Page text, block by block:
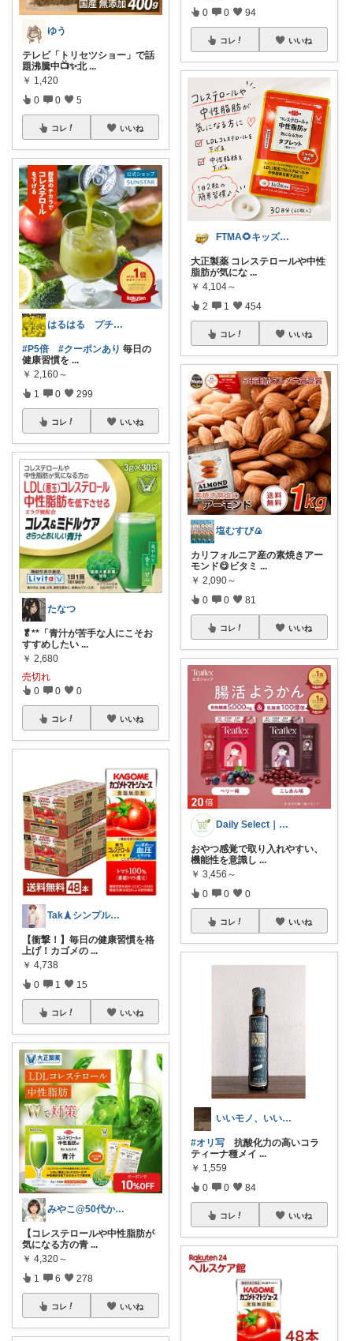
ゆう
テレビ「トリセツショー」で話
題沸騰中📺✨北 ...
￥ 1,420
0 0 5
コレ いいね
はるはる プチプラで楽しく♡*.+゜
#P5倍 #クーポンあり 毎日の
健康習慣を ...
￥ 2,160～
1 0 299
コレ いいね
たなつ
🥬**「青汁が苦手な人にこそお
すすめしたい ...
￥ 2,680
売切れ
0 0 0
コレ いいね
Tak🗼シンプルで健康的な暮らし
【衝撃！】毎日の健康習慣を格
上げ！カゴメの ...
￥ 4,738
0 1 15
コレ いいね
みやこ@50代からの肌悩み解決
【コレステロールや中性脂肪が
気になる方の青 ...
￥ 4,320～
1 6 278
コレ いいね
0 0 94
コレ いいね
FTMA🌻キッズ⭐コスメ⭐フード
大正製薬 コレステロールや中性
脂肪が気にな ...
￥ 4,104～
2 1 454
コレ いいね
塩むすび🍙
カリフォルニア産の素焼きアー
モンド😋ビタミ ...
￥ 2,090～
0 0 81
コレ いいね
Daily Select｜日用品・食品
おやつ感覚で取り入れやすい、
機能性を意識し ...
￥ 3,456～
0 0 0
コレ いいね
いいモノ、いい今日、いい明日
#オリ写 抗酸化力の高いコラ
ティーナ種メイ ...
￥ 1,559
0 0 84
コレ いいね